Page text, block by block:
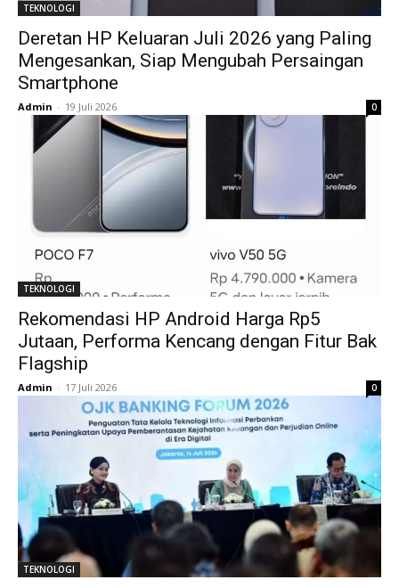
TEKNOLOGI
Deretan HP Keluaran Juli 2026 yang Paling
Mengesankan, Siap Mengubah Persaingan
Smartphone
Admin - 19 Juli 2026 0
TEKNOLOGI
Rekomendasi HP Android Harga Rp5
Jutaan, Performa Kencang dengan Fitur Bak
Flagship
Admin - 17 Juli 2026 0
TEKNOLOGI